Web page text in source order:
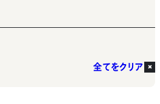
全てをクリア